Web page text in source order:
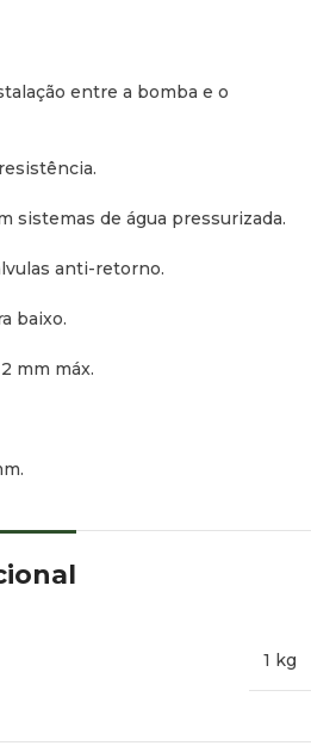
entre a bomba e o
sistemas de água pressurizada.
anti-retorno.
baixo.
mm máx.
1 kg